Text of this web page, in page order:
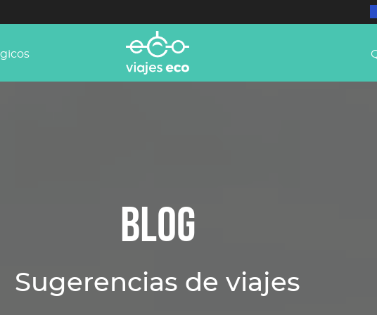
BLOG
Sugerencias de viajes